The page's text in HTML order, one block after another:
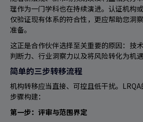
理作为一门学科也在持续演进。认证机构
仅验证现有体系的符合性，更应帮助您洞
准备。
这正是合作伙伴选择至关重要的原因：技
判断力、行业洞察力以及将风险转化为机
简单的三步转移流程
机构转移应当直接、可控且低干扰。
步骤构建：
第一步：评审与范围界定